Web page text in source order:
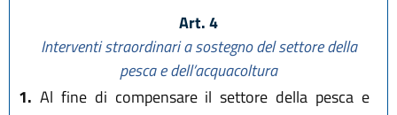
Art. 4
Interventi straordinari a sostegno del settore della
pesca e dell’acquacoltura
1. Al fine di compensare il settore della pesca e